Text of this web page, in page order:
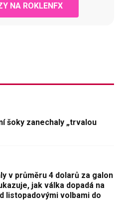
NA ROKLENFX
šoky zanechaly „trvalou
v průměru 4 dolarů za galon
jak válka dopadá na
listopadovými volbami do